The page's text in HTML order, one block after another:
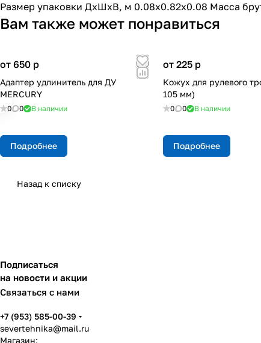
Размер упаковки ДхШхВ, м 0.08x0.82x0.08 Масса
Вам также может понравиться
от 650 p
Адаптер удлинитель для ДУ
МERCURY
0 0 В наличии
Подробнее
от 225 p
Кожух для рулевого
105 мм)
0 0 В наличии
Подробнее
Назад к списку
Подписаться
на новости и акции
Связаться с нами
+7 (953) 585-00-39
severtehnika@mail.ru
Магазин: